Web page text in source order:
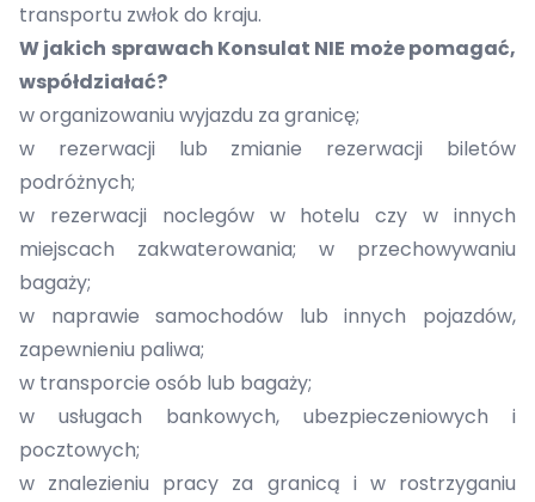
transportu zwłok do kraju.
W jakich sprawach Konsulat NIE może pomagać,
współdziałać?
w organizowaniu wyjazdu za granicę;
w rezerwacji lub zmianie rezerwacji biletów
podróżnych;
w rezerwacji noclegów w hotelu czy w innych
miejscach zakwaterowania; w przechowywaniu
bagaży;
w naprawie samochodów lub innych pojazdów,
zapewnieniu paliwa;
w transporcie osób lub bagaży;
w usługach bankowych, ubezpieczeniowych i
pocztowych;
w znalezieniu pracy za granicą i w rostrzyganiu